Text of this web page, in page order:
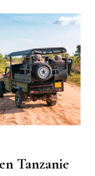
Tanzanie